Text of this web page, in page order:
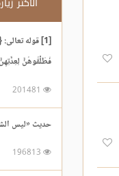
[1] قوله
فَطَلِّقُوهُنَّ
حديث «ليس